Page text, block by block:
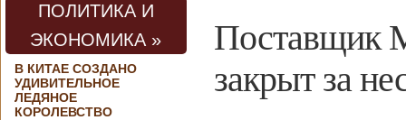
ПОЛИТИКА И
ЭКОНОМИКА »
В КИТАЕ СОЗДАНО
УДИВИТЕЛЬНОЕ
ЛЕДЯНОЕ
КОРОЛЕВСТВО
Поставщик
закрыт за